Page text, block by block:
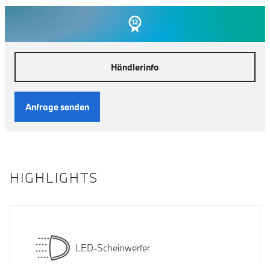
Händlerinfo
Anfrage senden
HIGHLIGHTS
LED-Scheinwerfer